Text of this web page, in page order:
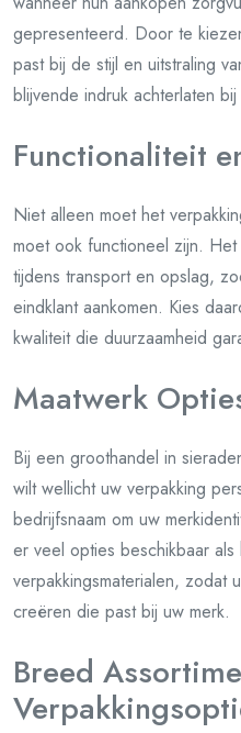
gepresenteerd. Door te
past bij de stijl en uitstraling
blijvende indruk achterlaten
Functionaliteit
Niet alleen moet het
moet ook functioneel zijn.
tijdens transport en opslag,
eindklant aankomen. Kies
kwaliteit die duurzaamheid
Maatwerk
Bij een groothandel in
wilt wellicht uw verpakking
bedrijfsnaam om uw
er veel opties beschikbaar
verpakkingsmaterialen, zodat
creëren die past bij uw merk.
Breed